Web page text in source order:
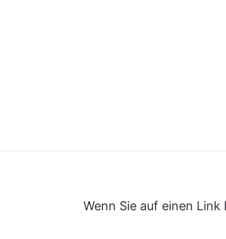
Wenn Sie auf einen